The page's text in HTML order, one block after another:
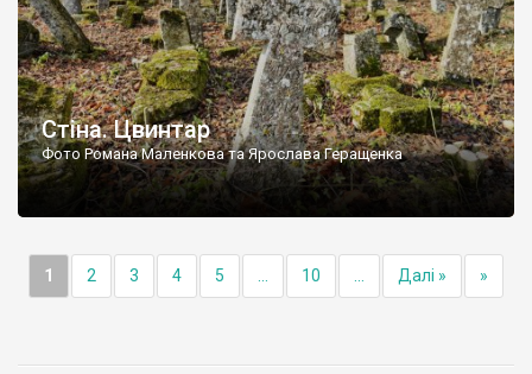
Стіна. Цвинтар
Фото Романа Маленкова та Ярослава Геращенка
1 2 3 4 5 10 Далі » »